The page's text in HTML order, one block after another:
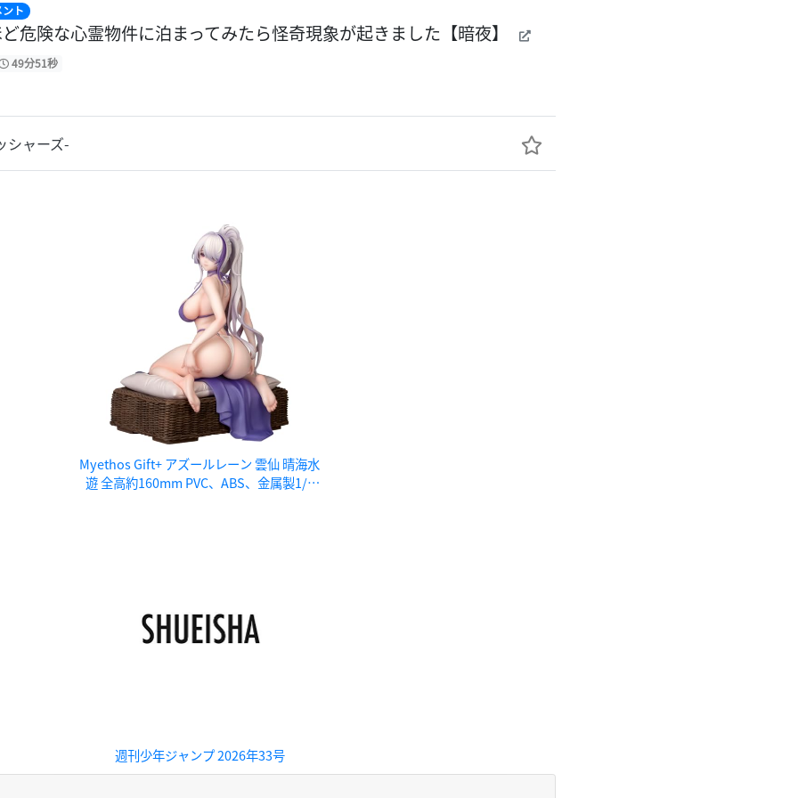
ト
ど危険な心霊物件に泊まってみたら怪奇現象が起きました【暗夜】
49分51秒
シャーズ-
Myethos Gift+ アズールレーン 雲仙 晴海水
遊 全高約160mm PVC、ABS、金属製1/8
週刊少年ジャンプ 2026年33号